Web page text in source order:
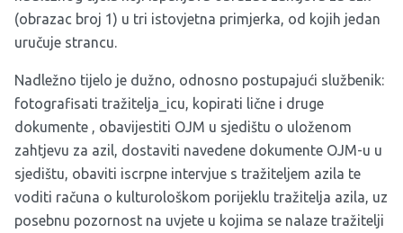
(obrazac broj 1) u tri istovjetna primjerka, od kojih jedan
uručuje strancu.
Nadležno tijelo je dužno, odnosno postupajući službenik:
fotografisati tražitelja_icu, kopirati lične i druge
dokumente , obavijestiti OJM u sjedištu o uloženom
zahtjevu za azil, dostaviti navedene dokumente OJM-u u
sjedištu, obaviti iscrpne intervjue s tražiteljem azila te
voditi računa o kulturološkom porijeklu tražitelja azila, uz
posebnu pozornost na uvjete u kojima se nalaze tražitelji